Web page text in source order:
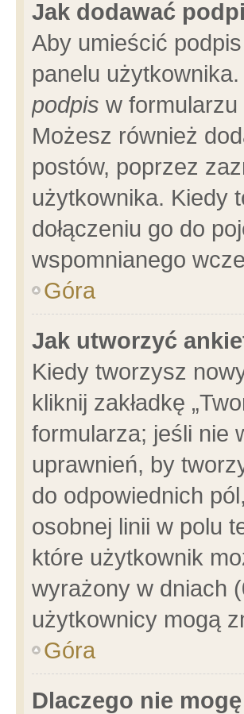
Jak dodawać
Aby umieścić
panelu
podpis w formularzu
Możesz również
postów, poprzez
użytkownika. Kiedy
dołączeniu go do
wspomnianego
Góra
Jak utworzyć
Kiedy tworzysz
kliknij zakładkę
formularza; jeśli nie
uprawnień, by
do odpowiednich
osobnej linii w polu
które użytkownik
wyrażony w dniach
użytkownicy mogą
Góra
Dlaczego nie